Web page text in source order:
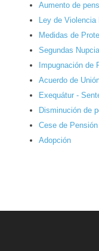
Aumento de
Ley de Violencia
Medidas de
Segundas
Impugnación de
Acuerdo de
Exequátur -
Disminución de
Cese de
Adopción